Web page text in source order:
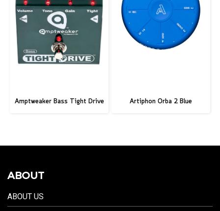
Amptweaker Bass Tight Drive Artiphon Orba 2 Blue
ABOUT
ABOUT US